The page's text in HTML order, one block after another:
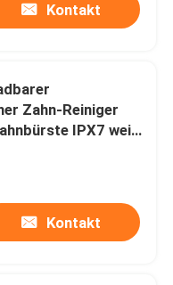
Kontakt
Zahn-Reiniger
IPX7 weiß
Kontakt